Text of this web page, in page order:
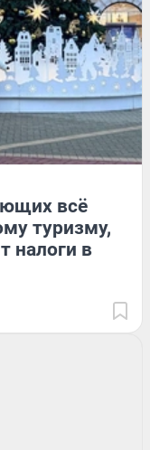
всё
туризму,
налоги в